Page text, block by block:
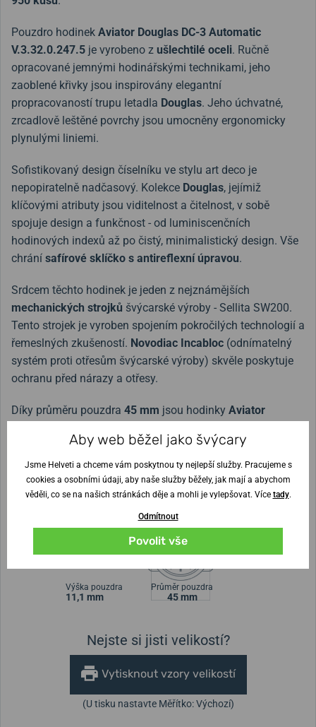
Pouzdro hodinek Aviator Douglas DC-3 Automatic
V.3.32.0.247.5 je vyrobeno z ušlechtilé oceli. Ručně
opracované jemnými hodinářskými technikami, jeho
zaoblené křivky jsou inspirovány elegantní
propracovaností trupu letadla Douglas. Jeho úchvatné,
zrcadlově leštěné povrchy jsou umocněny ergonomicky
plynulými liniemi.
Sofistikovaný design číselníku ve stylu art deco je
nepopiratelně nadčasový. Kolekce Douglas, jejímiž
klíčovými atributy jsou viditelnost a čitelnost, v sobě
spojuje design a funkčnost - od luminiscenčních
hodinových indexů až po čistý, minimalistický design. Vše
chrání safírové sklíčko s antireflexní úpravou.
Srdcem těchto hodinek je jeden z nejznámějších
mechanických strojků švýcarské výroby - Sellita SW200.
Tento strojek je vyroben spojením pokročilých technologií a
řemeslných zkušeností. Novodiac Incabloc (odnímatelný
systém proti otřesům švýcarské výroby) skvěle poskytuje
ochranu před nárazy a otřesy.
Díky průměru pouzdra 45 mm jsou hodinky Aviator
především pro příznivce rozměrově větších hodinek.
Voděodolnost 10 ATMudává, že jsou tyto hodinky skvělým
společníkem nejen ve vzduchu, ale také i během plavání ve
vodě.
Výška pouzdra
11,1 mm
Průměr pouzdra
45 mm
Nejste si jisti velikostí?
Vytisknout vzory velikostí
(U tisku nastavte Měřítko: Výchozí)
Aby web běžel jako švýcary
Jsme Helveti a chceme vám poskytnou ty nejlepší služby. Pracujeme s
cookies a osobními údaji, aby naše služby běžely, jak mají a abychom
věděli, co se na našich stránkách děje a mohli je vylepšovat. Více tady.
Odmítnout
Povolit vše